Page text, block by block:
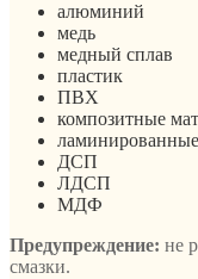
алюминий
медь
медный сплав
пластик
ПВХ
композитные
ДСП
ЛДСП
МДФ
Предупреждение: не
смазки.